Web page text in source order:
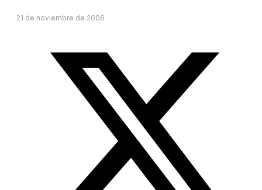
21 de noviembre de 2006